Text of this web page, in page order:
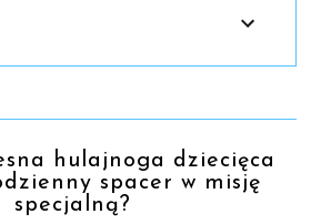
hulajnoga dziecięca
spacer w misję
specjalną?